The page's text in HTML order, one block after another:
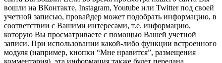
вошли на ВКонтакте, Instagram, Youtube или Twitter под своей
учетной записью, провайдер может подобрать информацию, в
соответствии с Вашими интересами, т.е. информацию,
которую Вы просматриваете с помощью Вашей учетной
записи. При использовании какой-либо функции встроенного
модуля (например, кнопки “Мне нравится”, размещения